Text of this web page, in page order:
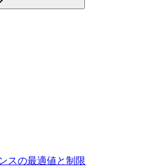
スの最適値と制限